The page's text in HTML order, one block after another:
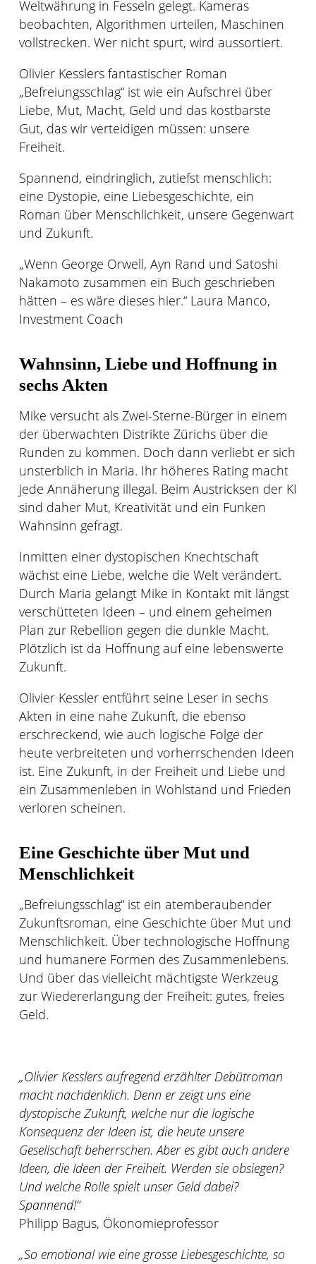
verloren
geglaubte
Welt
Menge
Weltwährung in Fesseln gelegt. Kameras
beobachten, Algorithmen urteilen, Maschinen
vollstrecken. Wer nicht spurt, wird aussortiert.
Olivier Kesslers fantastischer Roman
„Befreiungsschlag“ ist wie ein Aufschrei über
Liebe, Mut, Macht, Geld und das kostbarste
Gut, das wir verteidigen müssen: unsere
Freiheit.
Spannend, eindringlich, zutiefst menschlich:
eine Dystopie, eine Liebesgeschichte, ein
Roman über Menschlichkeit, unsere Gegenwart
und Zukunft.
„Wenn George Orwell, Ayn Rand und Satoshi
Nakamoto zusammen ein Buch geschrieben
hätten – es wäre dieses hier.“ Laura Manco,
Investment Coach
Wahnsinn, Liebe und Hoffnung in
sechs Akten
Mike versucht als Zwei-Sterne-Bürger in einem
der überwachten Distrikte Zürichs über die
Runden zu kommen. Doch dann verliebt er sich
unsterblich in Maria. Ihr höheres Rating macht
jede Annäherung illegal. Beim Austricksen der KI
sind daher Mut, Kreativität und ein Funken
Wahnsinn gefragt.
Inmitten einer dystopischen Knechtschaft
wächst eine Liebe, welche die Welt verändert.
Durch Maria gelangt Mike in Kontakt mit längst
verschütteten Ideen – und einem geheimen
Plan zur Rebellion gegen die dunkle Macht.
Plötzlich ist da Hoffnung auf eine lebenswerte
Zukunft.
Olivier Kessler entführt seine Leser in sechs
Akten in eine nahe Zukunft, die ebenso
erschreckend, wie auch logische Folge der
heute verbreiteten und vorherrschenden Ideen
ist. Eine Zukunft, in der Freiheit und Liebe und
ein Zusammenleben in Wohlstand und Frieden
verloren scheinen.
Eine Geschichte über Mut und
Menschlichkeit
„Befreiungsschlag“ ist ein atemberaubender
Zukunftsroman, eine Geschichte über Mut und
Menschlichkeit. Über technologische Hoffnung
und humanere Formen des Zusammenlebens.
Und über das vielleicht mächtigste Werkzeug
zur Wiedererlangung der Freiheit: gutes, freies
Geld.
„Olivier Kesslers aufregend erzählter Debütroman
macht nachdenklich. Denn er zeigt uns eine
dystopische Zukunft, welche nur die logische
Konsequenz der Ideen ist, die heute unsere
Gesellschaft beherrschen. Aber es gibt auch andere
Ideen, die Ideen der Freiheit. Werden sie obsiegen?
Und welche Rolle spielt unser Geld dabei?
Spannend!“
Philipp Bagus, Ökonomieprofessor
„So emotional wie eine grosse Liebesgeschichte, so